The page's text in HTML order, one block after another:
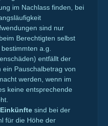
im Nachlass finden, bei
sind nur
Berechtigten selbst
a.g.
entfällt der
Pauschalbetrag von
werden, wenn im
keine entsprechende
sind bei der
für die Höhe der